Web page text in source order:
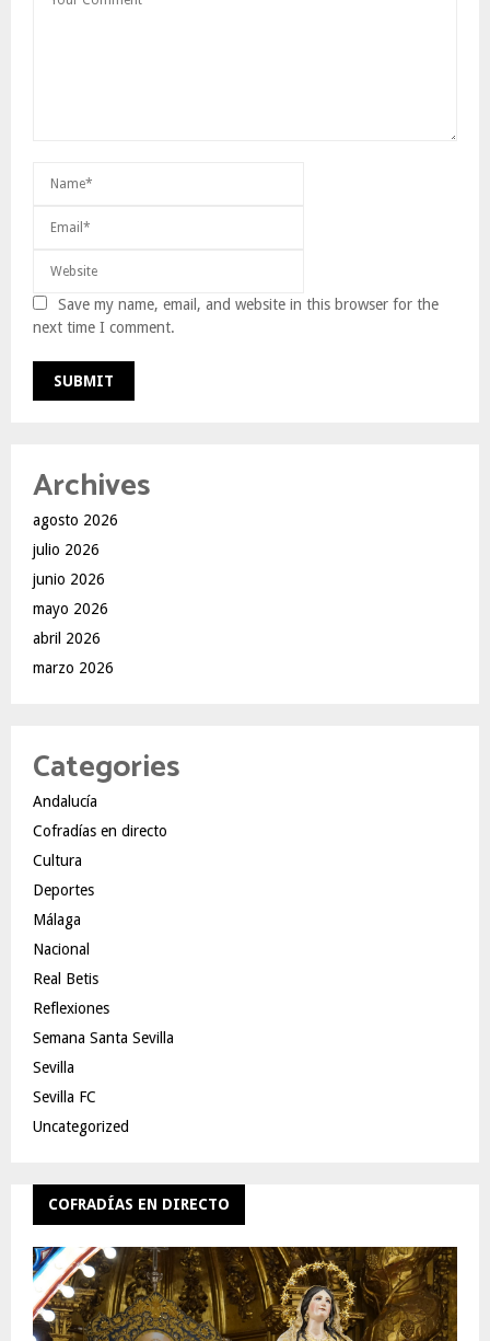
Save my name, email, and website in this browser for the
next time I comment.
Archives
agosto 2026
julio 2026
junio 2026
mayo 2026
abril 2026
marzo 2026
Categories
Andalucía
Cofradías en directo
Cultura
Deportes
Málaga
Nacional
Real Betis
Reflexiones
Semana Santa Sevilla
Sevilla
Sevilla FC
Uncategorized
COFRADÍAS EN DIRECTO